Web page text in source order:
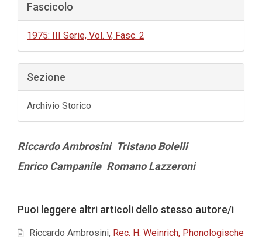
Fascicolo
1975: III Serie, Vol. V, Fasc. 2
Sezione
Archivio Storico
Contenuto
principale
dell'articolo
Riccardo Ambrosini Tristano Bolelli
Enrico Campanile Romano Lazzeroni
dell'articolo
Puoi leggere altri articoli dello stesso autore/i
Riccardo Ambrosini, Rec. H. Weinrich, Phonologische